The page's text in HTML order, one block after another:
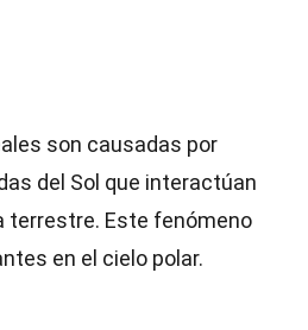
son causadas por
del Sol que interactúan
terrestre. Este fenómeno
en el cielo polar.